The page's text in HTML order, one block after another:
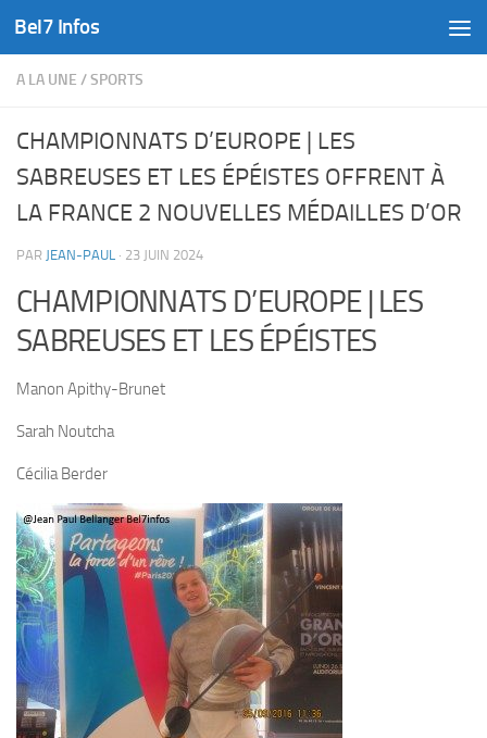
Skip to content
Bel7 Infos
A LA UNE /SPORTS
CHAMPIONNATS D’EUROPE | LES
SABREUSES ET LES ÉPÉISTES OFFRENT À
LA FRANCE 2 NOUVELLES MÉDAILLES D’OR
PAR JEAN-PAUL · 23 JUIN 2024
CHAMPIONNATS D’EUROPE | LES
SABREUSES ET LES ÉPÉISTES
Manon Apithy-Brunet
Sarah Noutcha
Cécilia Berder